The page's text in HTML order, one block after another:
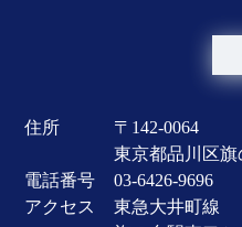
住所
〒142-0064
東京都品川区旗
電話番号
03-6426-9696
アクセス
東急大井町線